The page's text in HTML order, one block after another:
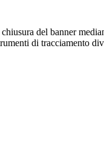
del banner
di tracciamento